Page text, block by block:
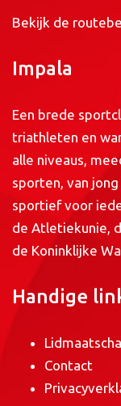
Bekijk de
Impala
Een brede
triathleten en
alle niveaus,
sporten, van
sportief voor
de Atletiekunie,
de Koninklijke
Handige
Contact